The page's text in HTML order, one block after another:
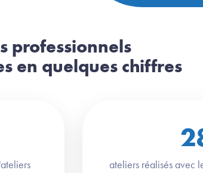
professionnels
en quelques chiffres
ateliers réalisés avec